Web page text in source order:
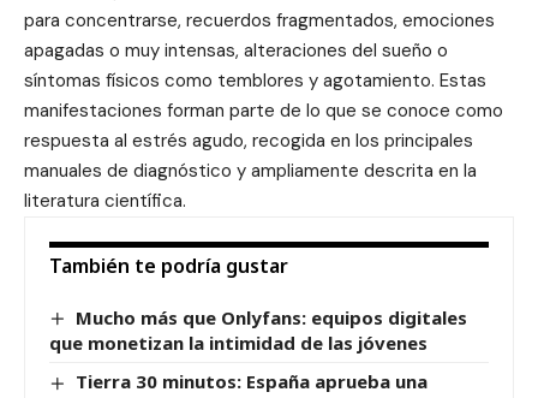
para concentrarse, recuerdos fragmentados, emociones
apagadas o muy intensas, alteraciones del sueño o
síntomas físicos como temblores y agotamiento. Estas
manifestaciones forman parte de lo que se conoce como
respuesta al estrés agudo, recogida en los principales
manuales de diagnóstico y ampliamente descrita en la
literatura científica.
También te podría gustar
Mucho más que Onlyfans: equipos digitales
que monetizan la intimidad de las jóvenes
Tierra 30 minutos: España aprueba una